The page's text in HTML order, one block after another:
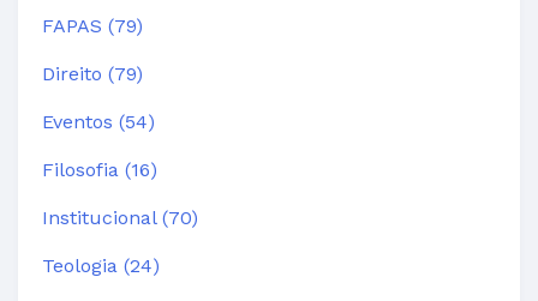
FAPAS (79)
Direito (79)
Eventos (54)
Filosofia (16)
Institucional (70)
Teologia (24)